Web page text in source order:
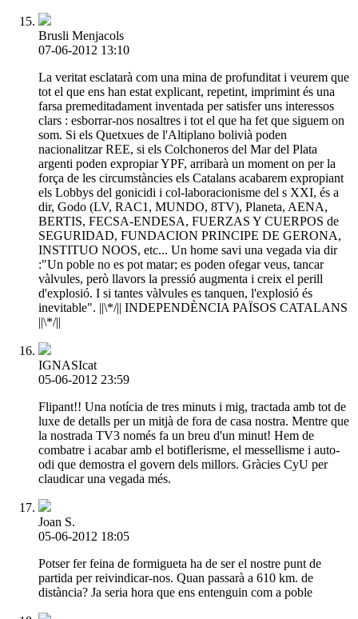
Brusli Menjacols
07-06-2012 13:10
La veritat esclatarà com una mina de profunditat i veurem que
tot el que ens han estat explicant, repetint, imprimint és una
farsa premeditadament inventada per satisfer uns interessos
clars : esborrar-nos nosaltres i tot el que ha fet que siguem on
som. Si els Quetxues de l'Altiplano bolivià poden
nacionalitzar REE, si els Colchoneros del Mar del Plata
argenti poden expropiar YPF, arribarà un moment on per la
força de les circumstàncies els Catalans acabarem expropiant
els Lobbys del gonicidi i col-laboracionisme del s XXI, és a
dir, Godo (LV, RAC1, MUNDO, 8TV), Planeta, AENA,
BERTIS, FECSA-ENDESA, FUERZAS Y CUERPOS de
SEGURIDAD, FUNDACION PRINCIPE DE GERONA,
INSTITUO NOOS, etc... Un home savi una vegada via dir
:"Un poble no es pot matar; es poden ofegar veus, tancar
vàlvules, però llavors la pressió augmenta i creix el perill
d'explosió. I si tantes vàlvules es tanquen, l'explosió és
inevitable". ||\*/|| INDEPENDÈNCIA PAÏSOS CATALANS
||\*/||
IGNASIcat
05-06-2012 23:59
Flipant!! Una notícia de tres minuts i mig, tractada amb tot de
luxe de detalls per un mitjà de fora de casa nostra. Mentre que
la nostrada TV3 només fa un breu d'un minut! Hem de
combatre i acabar amb el botiflerisme, el messellisme i auto-
odi que demostra el govern dels millors. Gràcies CyU per
claudicar una vegada més.
Joan S.
05-06-2012 18:05
Potser fer feina de formigueta ha de ser el nostre punt de
partida per reivindicar-nos. Quan passarà a 610 km. de
distància? Ja seria hora que ens entenguin com a poble